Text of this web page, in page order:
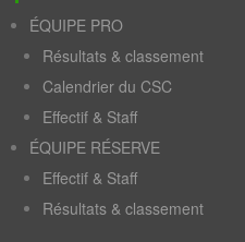
ÉQUIPE PRO
Résultats & classement
Calendrier du CSC
Effectif & Staff
ÉQUIPE RÉSERVE
Effectif & Staff
Résultats & classement